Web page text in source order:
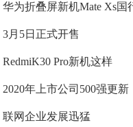
华为折叠屏新机Mate Xs国
3月5日正式开售
RedmiK30 Pro新机这样
2020年上市公司500强更
联网企业发展迅猛